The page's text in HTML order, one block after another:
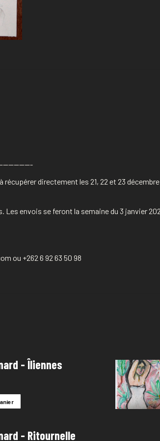
directement les 21, 22 et 23 décembre
Les envois se feront la semaine du 3 janvier
ou +262 6 92 63 50 98
- Îliennes
- Ritournelle